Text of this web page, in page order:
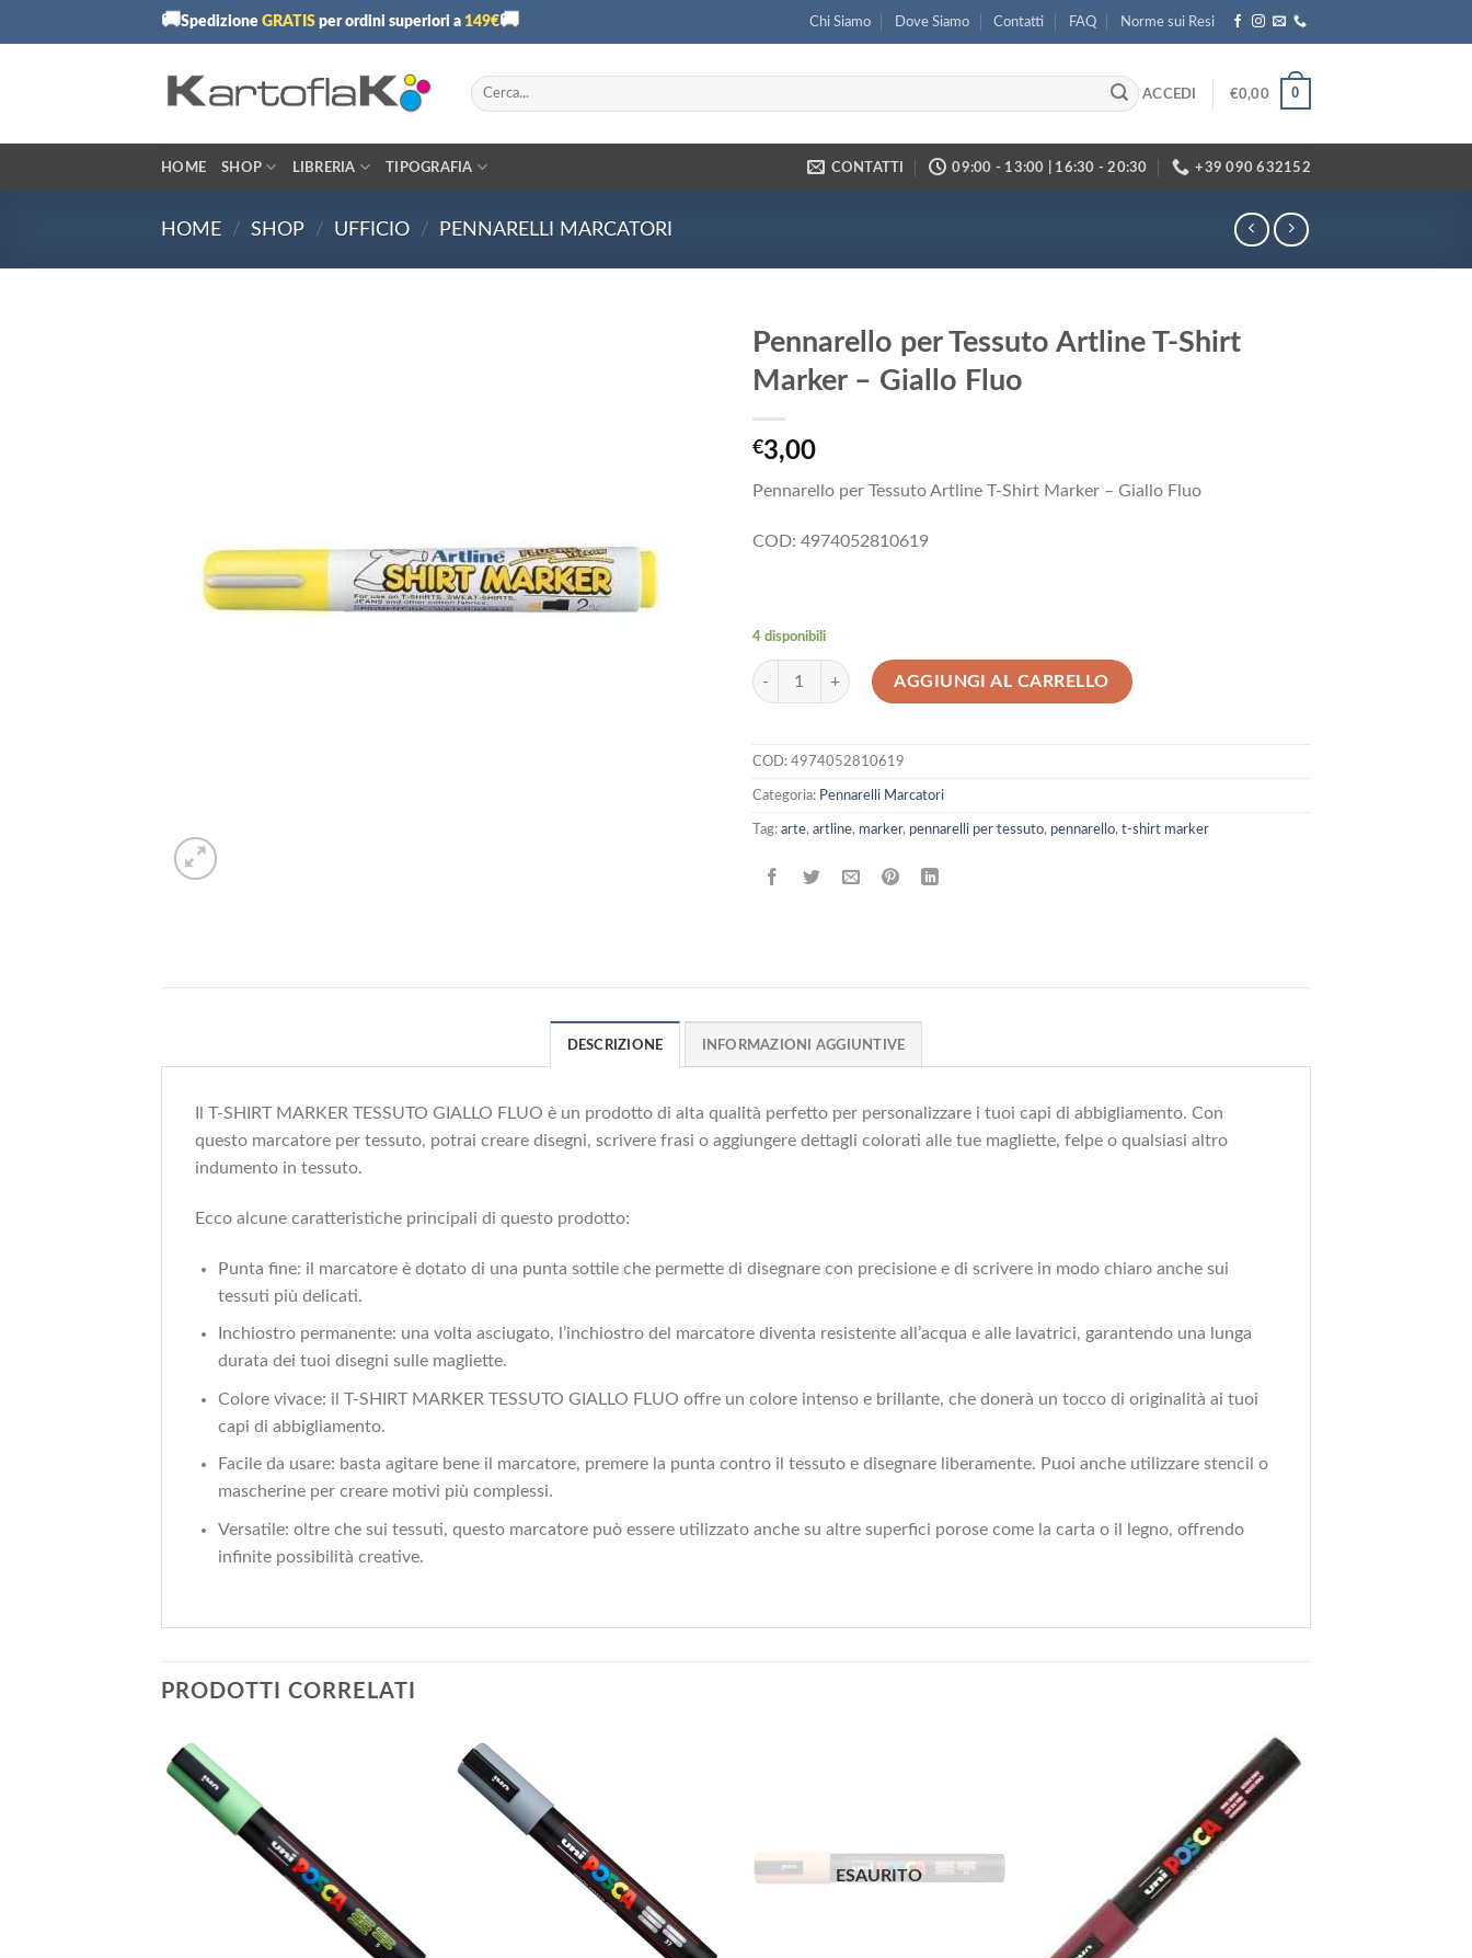
🚚 Spedizione GRATIS per ordini superiori a 149€🚚 Chi Siamo Dove Siamo Contatti FAQ Norme sui Resi
Cerca:
ACCEDI €0,00 0
HOME SHOP LIBRERIA TIPOGRAFIA CONTATTI 09:00 - 13:00 | 16:30 - 20:30 +39 090 632152
HOME / SHOP / UFFICIO / PENNARELLI MARCATORI
Pennarello per Tessuto Artline T-Shirt
Marker – Giallo Fluo
€3,00
Pennarello per Tessuto Artline T-Shirt Marker – Giallo Fluo
COD: 4974052810619
4 disponibili
Pennarello per Tessuto Artline T-Shirt Marker - Giallo Fluo quantità
AGGIUNGI AL CARRELLO
COD: 4974052810619
Categoria: Pennarelli Marcatori
Tag: arte, artline, marker, pennarelli per tessuto, pennarello, t-shirt marker
DESCRIZIONE INFORMAZIONI AGGIUNTIVE
Il T-SHIRT MARKER TESSUTO GIALLO FLUO è un prodotto di alta qualità perfetto per personalizzare i tuoi capi di abbigliamento. Con
questo marcatore per tessuto, potrai creare disegni, scrivere frasi o aggiungere dettagli colorati alle tue magliette, felpe o qualsiasi altro
indumento in tessuto.
Ecco alcune caratteristiche principali di questo prodotto:
Punta fine: il marcatore è dotato di una punta sottile che permette di disegnare con precisione e di scrivere in modo chiaro anche sui
tessuti più delicati.
Inchiostro permanente: una volta asciugato, l’inchiostro del marcatore diventa resistente all’acqua e alle lavatrici, garantendo una lunga
durata dei tuoi disegni sulle magliette.
Colore vivace: il T-SHIRT MARKER TESSUTO GIALLO FLUO offre un colore intenso e brillante, che donerà un tocco di originalità ai tuoi
capi di abbigliamento.
Facile da usare: basta agitare bene il marcatore, premere la punta contro il tessuto e disegnare liberamente. Puoi anche utilizzare stencil o
mascherine per creare motivi più complessi.
Versatile: oltre che sui tessuti, questo marcatore può essere utilizzato anche su altre superfici porose come la carta o il legno, offrendo
infinite possibilità creative.
PRODOTTI CORRELATI
ESAURITO